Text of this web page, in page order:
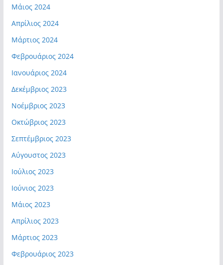
Μάιος 2024
Απρίλιος 2024
Μάρτιος 2024
Φεβρουάριος 2024
Ιανουάριος 2024
Δεκέμβριος 2023
Νοέμβριος 2023
Οκτώβριος 2023
Σεπτέμβριος 2023
Αύγουστος 2023
Ιούλιος 2023
Ιούνιος 2023
Μάιος 2023
Απρίλιος 2023
Μάρτιος 2023
Φεβρουάριος 2023